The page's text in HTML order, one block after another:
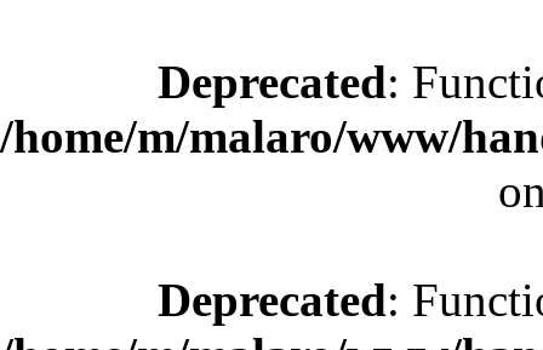
Deprecated:
/home/m/malaro/www/
Deprecated: